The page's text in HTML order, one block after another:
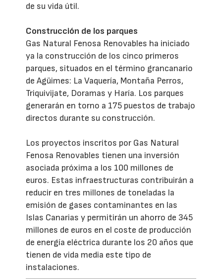
de su vida útil.
Construcción de los parques
Gas Natural Fenosa Renovables ha iniciado
ya la construcción de los cinco primeros
parques, situados en el término grancanario
de Agüimes: La Vaquería, Montaña Perros,
Triquivijate, Doramas y Haría. Los parques
generarán en torno a 175 puestos de trabajo
directos durante su construcción.
Los proyectos inscritos por Gas Natural
Fenosa Renovables tienen una inversión
asociada próxima a los 100 millones de
euros. Estas infraestructuras contribuirán a
reducir en tres millones de toneladas la
emisión de gases contaminantes en las
Islas Canarias y permitirán un ahorro de 345
millones de euros en el coste de producción
de energía eléctrica durante los 20 años que
tienen de vida media este tipo de
instalaciones.